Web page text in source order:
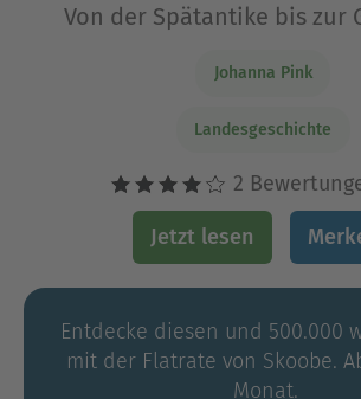
Von der Spätantike bis zur
Johanna Pink
Landesgeschichte
2
Jetzt lesen
Entdecke diesen und 500.000
mit der Flatrate von Skoobe.
Monat.